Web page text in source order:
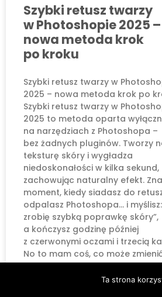
Szybki retusz twarzy
w Photoshopie 2025 –
nowa metoda krok
po kroku
Szybki retusz twarzy w
2025 – nowa metoda krok po
Szybki retusz twarzy w
2025 to metoda oparta
na narzędziach z Photoshopa –
bez żadnych pluginów. Tworzy
teksturę skóry i wygładza
niedoskonałości w kilka sekund,
zachowując naturalny efekt.
moment, kiedy siadasz do
odpalasz Photoshopa… i
zrobię szybką poprawkę skóry”,
a kończysz godzinę później
z czerwonymi oczami i trzecią
No to mam coś, co może
Ta strona